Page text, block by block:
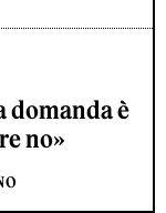
domanda è
no»